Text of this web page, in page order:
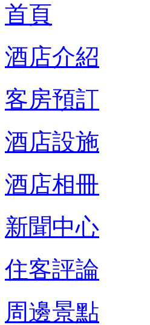
首頁
酒店介紹
客房預訂
酒店設施
酒店相冊
新聞中心
住客評論
周邊景點